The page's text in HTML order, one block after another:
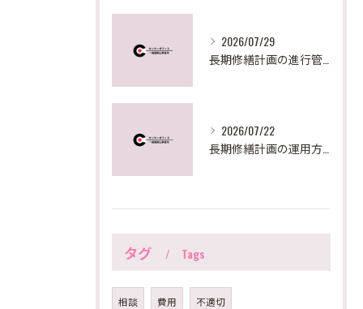
2026/07/29
2026/07/22
タグ Tags
相談 費用 不適切